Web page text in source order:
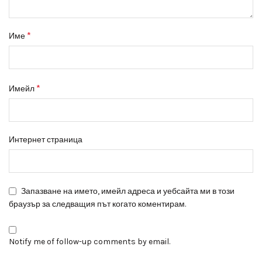
Име *
Имейл *
Интернет страница
Запазване на името, имейл адреса и уебсайта ми в този
браузър за следващия път когато коментирам.
Notify me of follow-up comments by email.